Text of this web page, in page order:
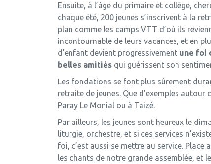
Ensuite, à l’âge du primaire et collège,
chaque été, 200 jeunes s’inscrivent à la
plan comme les camps VTT d’où ils
incontournable de leurs vacances, et en
d’enfant devient progressivement une foi
belles amitiés qui guérissent son
Les fondations se font plus sûrement
retraite de jeunes. Que d’exemples
Paray Le Monial ou à Taizé.
Par ailleurs, les jeunes sont heureux le
liturgie, orchestre, et si ces services
foi, c’est aussi se mettre au service.
les chants de notre grande assemblée, et